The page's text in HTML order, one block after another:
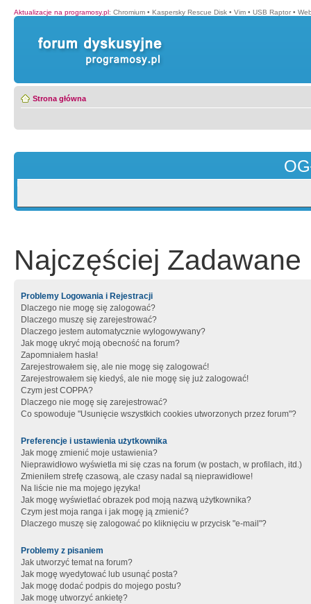
Aktualizacje na programosy.pl: Chromium • Kaspersky Rescue Disk • Vim • USB Raptor •
Strona główna
Najczęściej Zadawane
Problemy Logowania i Rejestracji
Dlaczego nie mogę się zalogować?
Dlaczego muszę się zarejestrować?
Dlaczego jestem automatycznie wylogowywany?
Jak mogę ukryć moją obecność na forum?
Zapomniałem hasła!
Zarejestrowałem się, ale nie mogę się zalogować!
Zarejestrowałem się kiedyś, ale nie mogę się już zalogować!
Czym jest COPPA?
Dlaczego nie mogę się zarejestrować?
Co spowoduje "Usunięcie wszystkich cookies utworzonych przez forum"?
Preferencje i ustawienia użytkownika
Jak mogę zmienić moje ustawienia?
Nieprawidłowo wyświetla mi się czas na forum (w postach, w profilach, itd.)
Zmieniłem strefę czasową, ale czasy nadal są nieprawidłowe!
Na liście nie ma mojego języka!
Jak mogę wyświetlać obrazek pod moją nazwą użytkownika?
Czym jest moja ranga i jak mogę ją zmienić?
Dlaczego muszę się zalogować po kliknięciu w przycisk "e-mail"?
Problemy z pisaniem
Jak utworzyć temat na forum?
Jak mogę wyedytować lub usunąć posta?
Jak mogę dodać podpis do mojego postu?
Jak mogę utworzyć ankietę?